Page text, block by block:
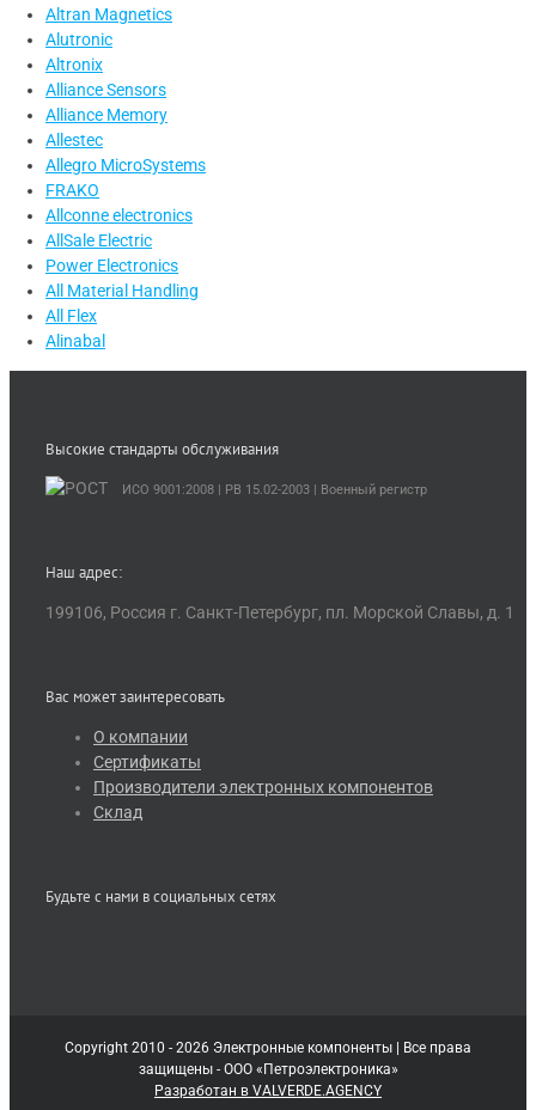
Altran Magnetics
Alutronic
Altronix
Alliance Sensors
Alliance Memory
Allestec
Allegro MicroSystems
FRAKO
Allconne electronics
AllSale Electric
Power Electronics
All Material Handling
All Flex
Alinabal
Высокие стандарты обслуживания
ИСО 9001:2008 | PB 15.02-2003 | Военный регистр
Наш адрес:
199106, Россия г. Санкт-Петербург, пл. Морской Славы, д. 1
Вас может заинтересовать
О компании
Сертификаты
Производители электронных компонентов
Склад
Будьте с нами в социальных сетях
Copyright 2010 - 2026 Электронные компоненты | Все права
защищены - ООО «Петроэлектроника»
Разработан в VALVERDE.AGENCY